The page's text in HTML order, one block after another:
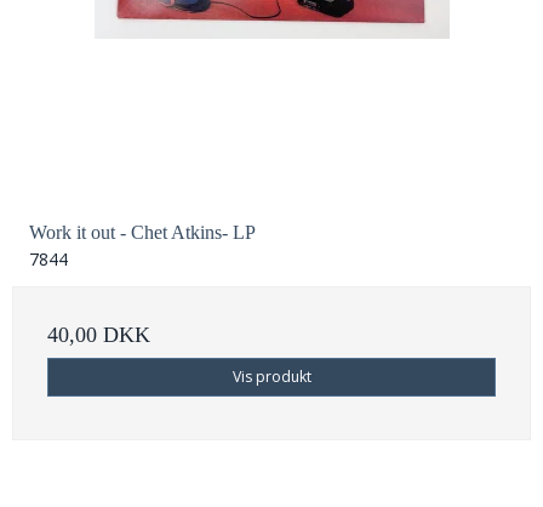
Work it out - Chet Atkins- LP
7844
40,00 DKK
Vis produkt